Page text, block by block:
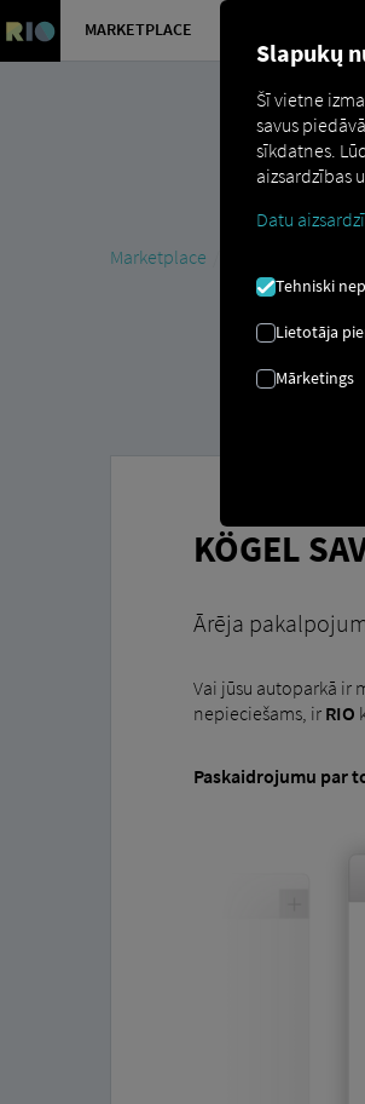
MARKETPLACE
Marketplace
KÖGEL
Ārēja
Vai jūsu autoparkā ir
nepieciešams, ir RIO
Paskaidrojumu par
Slapukų
Šī vietne
savus
sīkdatnes.
aizsardzības
Datu
Tehniski
Lietotāja
Mārketings